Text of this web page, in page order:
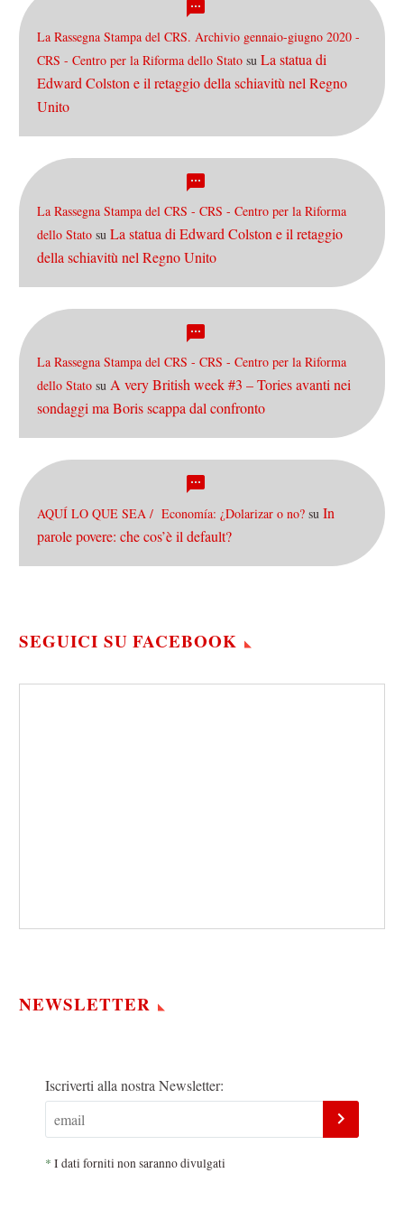
La Rassegna Stampa del CRS. Archivio gennaio-giugno 2020 -
CRS - Centro per la Riforma dello Stato su La statua di
Edward Colston e il retaggio della schiavitù nel Regno
Unito
La Rassegna Stampa del CRS - CRS - Centro per la Riforma
dello Stato su La statua di Edward Colston e il retaggio
della schiavitù nel Regno Unito
La Rassegna Stampa del CRS - CRS - Centro per la Riforma
dello Stato su A very British week #3 – Tories avanti nei
sondaggi ma Boris scappa dal confronto
AQUÍ LO QUE SEA / Economía: ¿Dolarizar o no? su In
parole povere: che cos’è il default?
SEGUICI SU FACEBOOK
NEWSLETTER
Iscriverti alla nostra Newsletter:
* I dati forniti non saranno divulgati